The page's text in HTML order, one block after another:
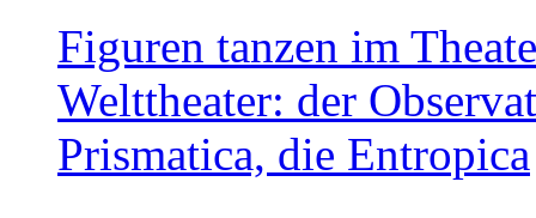
Figuren tanzen im
Welttheater: der
Prismatica, die Entropica